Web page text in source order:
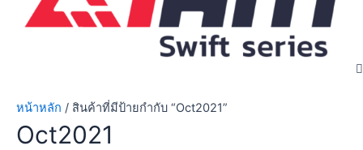
หน้าหลัก / สินค้าที่มีป้ายกำกับ “Oct2021”
Oct2021